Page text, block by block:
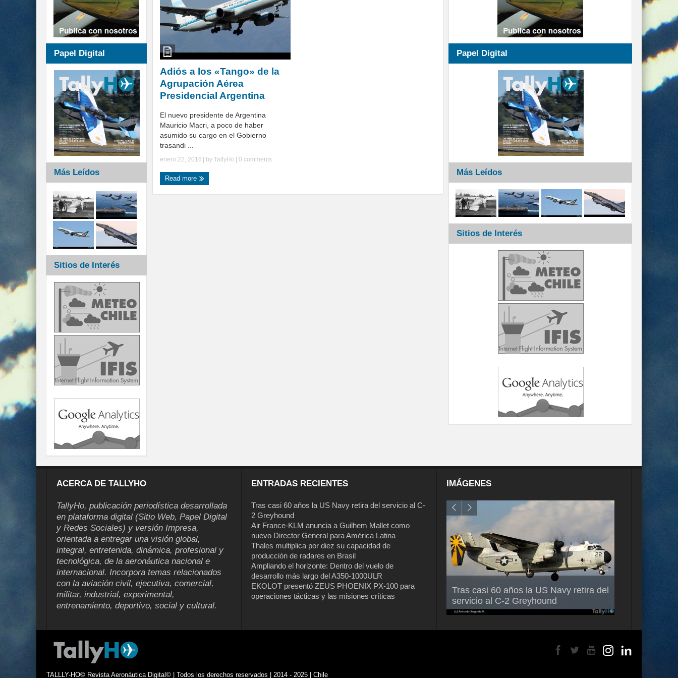
Adiós a los «Tango» de la
Agrupación Aérea
Presidencial Argentina
El nuevo presidente de Argentina
Mauricio Macri, a poco de haber
asumido su cargo en el Gobierno
trasandi ...
enero 22, 2016 | by TallyHo 0 comments
Read more
Papel Digital
Más Leídos
Sitios de Interés
Papel Digital
Más Leídos
Sitios de Interés
ACERCA DE TALLYHO
TallyHo, publicación periodística desarrollada
en plataforma digital (Sitio Web, Papel Digital
y Redes Sociales) y versión Impresa,
orientada a entregar una visión global,
integral, entretenida, dinámica, profesional y
tecnológica, de la aeronáutica nacional e
internacional. Incorpora temas relacionados
con la aviación civil, ejecutiva, comercial,
militar, industrial, experimental,
entrenamiento, deportivo, social y cultural.
ENTRADAS RECIENTES
Tras casi 60 años la US Navy retira del servicio al C-
2 Greyhound
Air France-KLM anuncia a Guilhem Mallet como
nuevo Director General para América Latina
Thales multiplica por diez su capacidad de
producción de radares en Brasil
Ampliando el horizonte: Dentro del vuelo de
desarrollo más largo del A350-1000ULR
EKOLOT presentó ZEUS PHOENIX PX-100 para
operaciones tácticas y las misiones críticas
IMÁGENES
Tras casi 60 años la US Navy retira del
servicio al C-2 Greyhound
Air France-KLM anuncia a Guilhem
Mallet como nuevo Director General
para América Latina
TALLLY-HO© Revista Aeronáutica Digital© | Todos los derechos reservados | 2014 - 2025 | Chile